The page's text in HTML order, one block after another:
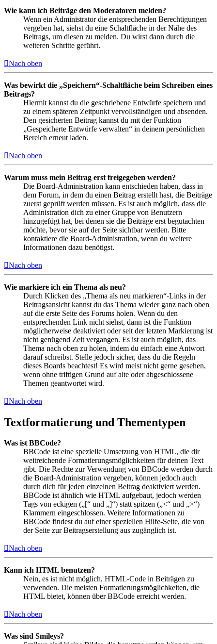
Wie kann ich Beiträge den Moderatoren melden?
Wenn ein Administrator die entsprechenden Berechtigungen
vergeben hat, siehst du eine Schaltfläche in der Nähe des
Beitrags, um diesen zu melden. Du wirst dann durch die
weiteren Schritte geführt.
Nach oben
Was bewirkt die „Speichern“-Schaltfläche beim Schreiben eines
Beitrags?
Hiermit kannst du die geschriebene Entwürfe speichern und
zu einem späteren Zeitpunkt vervollständigen und absenden.
Den gesicherten Beitrag kannst du mit der Funktion
„Gespeicherte Entwürfe verwalten“ in deinem persönlichen
Bereich erneut laden.
Nach oben
Warum muss mein Beitrag erst freigegeben werden?
Die Board-Administration kann entschieden haben, dass in
dem Forum, in dem du einen Beitrag erstellt hast, die Beiträge
zuerst geprüft werden müssen. Es ist auch möglich, dass die
Administration dich zu einer Gruppe von Benutzern
hinzugefügt hat, bei denen sie die Beiträge erst begutachten
möchte, bevor sie auf der Seite sichtbar werden. Bitte
kontaktiere die Board-Administration, wenn du weitere
Informationen dazu benötigst.
Nach oben
Wie markiere ich ein Thema als neu?
Durch Klicken des „Thema als neu markieren“-Links in der
Beitragsansicht kannst du das Thema wieder ganz nach oben
auf die erste Seite des Forums holen. Wenn du den
entsprechenden Link nicht siehst, dann ist die Funktion
möglicherweise deaktiviert oder seit der letzten Markierung ist
nicht genügend Zeit vergangen. Es ist auch möglich, das
Thema nach oben zu holen, indem du einfach eine Antwort
darauf schreibst. Stelle jedoch sicher, dass du die Regeln
dieses Boards beachtest! Es wird meist nicht gerne gesehen,
wenn ohne triftigen Grund auf alte oder abgeschlossene
Themen geantwortet wird.
Nach oben
Textformatierung und Thementypen
Was ist BBCode?
BBCode ist eine spezielle Umsetzung von HTML, die dir
weitreichende Formatierungsmöglichkeiten für deinen Text
gibt. Die Rechte zur Verwendung von BBCode werden durch
die Board-Administration vergeben, können jedoch auch
durch dich für jeden einzelnen Beitrag deaktiviert werden.
BBCode ist ähnlich wie HTML aufgebaut, jedoch werden
Tags von eckigen („[“ und „]“) statt spitzen („<“ und „>“)
Klammern eingeschlossen. Weitere Informationen zu
BBCode findest du auf einer speziellen Hilfe-Seite, die von
der Seite zur Beitragserstellung aus zugänglich ist.
Nach oben
Kann ich HTML benutzen?
Nein, es ist nicht möglich, HTML-Code in Beiträgen zu
verwenden. Die meisten Formatierungsmöglichkeiten, die
HTML bietet, können über BBCode erreicht werden.
Nach oben
Was sind Smileys?